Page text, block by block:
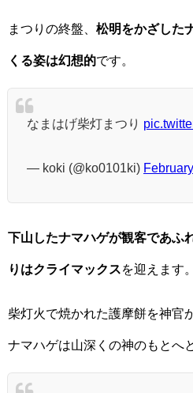
まつりの終盤、 松明をかざした
くる姿は幻想的です。
なまはげ柴灯まつり
— koki (@ko0101ki)
下山したナマハゲが観客であふ
りはクライマックス を迎えます。
柴灯火で焼かれた護摩餅を神官
ナマハゲは山深くの神のもとへ